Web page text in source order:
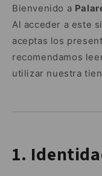
Bienvenido a
Al acceder a este
aceptas los
recomendamos
utilizar nuestra
1.